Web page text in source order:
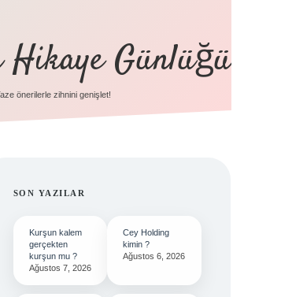
Hikaye Günlüğü
önerilerle zihnini genişlet!
SIDEBAR
SON YAZILAR
Kurşun kalem
gerçekten
kurşun mu ?
Ağustos 7, 2026
Cey Holding
kimin ?
Ağustos 6, 2026